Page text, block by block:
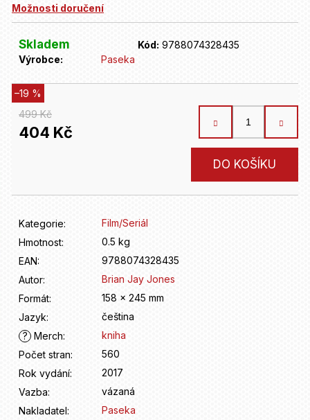
Možnosti doručení
Skladem Kód: 9788074328435
Výrobce:
Paseka
499 Kč
–19 %
404 Kč
DO KOŠÍKU
Kategorie:
Film/Seriál
Hmotnost:
0.5 kg
EAN:
9788074328435
Autor:
Brian Jay Jones
Formát:
158 x 245 mm
Jazyk:
čeština
? Merch:
kniha
Počet stran:
560
Rok vydání:
2017
Vazba:
vázaná
Nakladatel:
Paseka
í
?
D
r
č
u
e
e